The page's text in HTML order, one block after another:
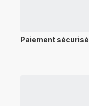
Paiement sécurisé